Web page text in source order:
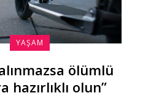
YAŞAM
ölümlü
hazırlıklı olun”